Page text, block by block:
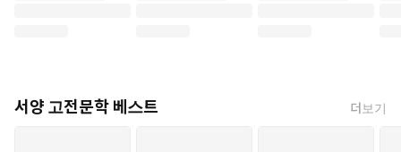
서양 고전문학 베스트 더보기